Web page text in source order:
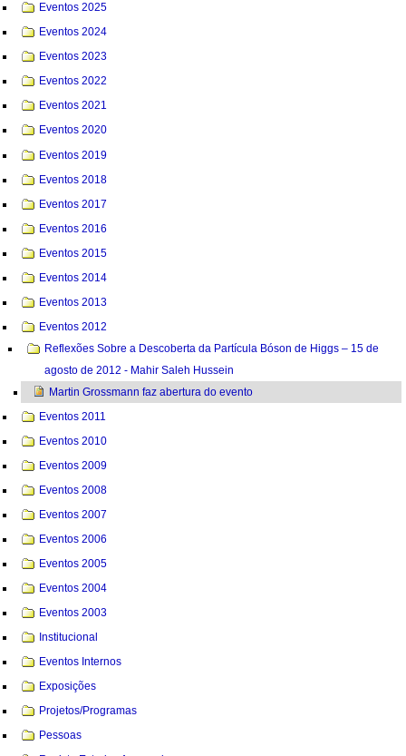
Eventos 2025
Eventos 2024
Eventos 2023
Eventos 2022
Eventos 2021
Eventos 2020
Eventos 2019
Eventos 2018
Eventos 2017
Eventos 2016
Eventos 2015
Eventos 2014
Eventos 2013
Eventos 2012
Reflexões Sobre a Descoberta da Partícula Bóson de Higgs – 15 de
agosto de 2012 - Mahir Saleh Hussein
Martin Grossmann faz abertura do evento
Eventos 2011
Eventos 2010
Eventos 2009
Eventos 2008
Eventos 2007
Eventos 2006
Eventos 2005
Eventos 2004
Eventos 2003
Institucional
Eventos Internos
Exposições
Projetos/Programas
Pessoas